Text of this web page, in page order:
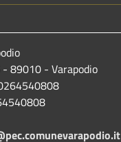
89010 - Varapodio